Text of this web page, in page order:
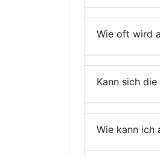
Wie oft wird
Kann sich
Wie kann ich